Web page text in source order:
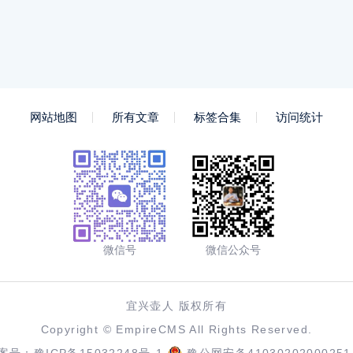
网站地图 所有文章 标签合集 访问统计
微信号 微信公众号
宜兴壶人 版权所有
Copyright © EmpireCMS All Rights Reserved.